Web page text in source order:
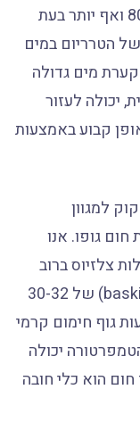
– בין 60% ל-80% ואף יותר בעת
הטרריום במים
מים גדולה
יכולה לעזור
קבוע באמצעות
למגוון
גופו. אנו
של 26-29 מעלות צלזיוס ברוב
הטרריום, ו"נקודת התחממות" (basking spot) של 30-32
גוף חימום קרמי
יכולה
מד חום הוא כלי חובה